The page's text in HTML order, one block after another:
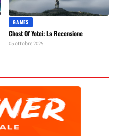
GAMES
Ghost Of Yotei: La Recensione
05 ottobre 2025